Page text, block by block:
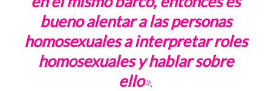
bueno alentar a las personas
homosexuales a interpretar roles
homosexuales y hablar sobre
ello».